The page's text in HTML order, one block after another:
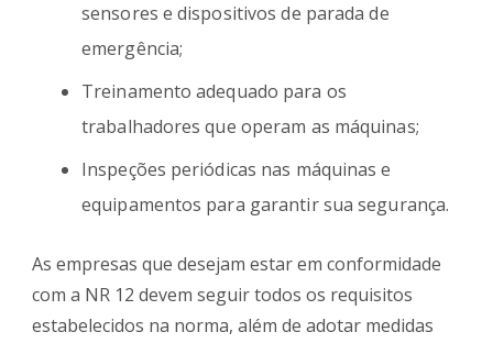
sensores e dispositivos de parada de
emergência;
Treinamento adequado para os
trabalhadores que operam as máquinas;
Inspeções periódicas nas máquinas e
equipamentos para garantir sua segurança.
As empresas que desejam estar em conformidade
com a NR 12 devem seguir todos os requisitos
estabelecidos na norma, além de adotar medidas